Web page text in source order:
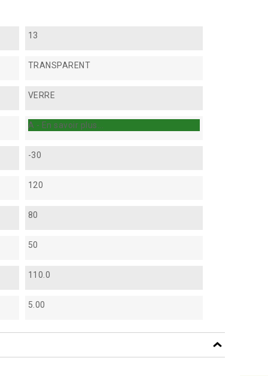
13
TRANSPARENT
VERRE
A - En savoir plus...
-30
120
80
50
110.0
5.00